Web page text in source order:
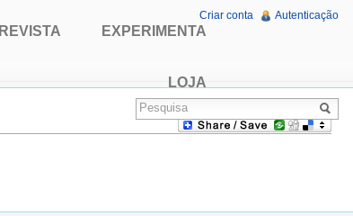
REVISTA EXPERIMENTA
LOJA
Criar conta Autenticação